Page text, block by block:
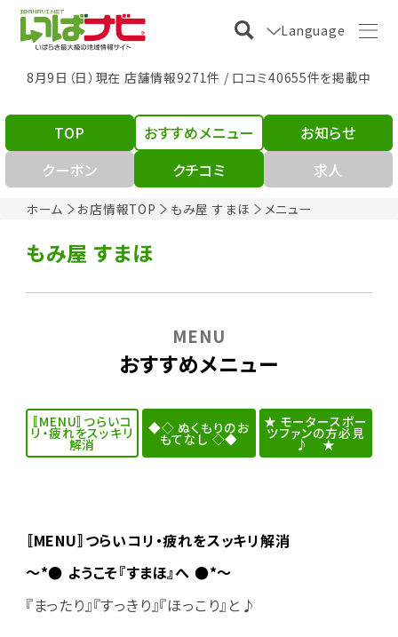
Language
8月9日（日）現在 店舗情報9271件 / 口コミ40655件を掲載中
ホーム お店情報TOP もみ屋 すまほ メニュー
TOP おすすめメニュー
お知らせ
クーポン
クチコミ 求人
もみ屋 すまほ
おすすめメニュー
MENU
〚MENU〛つらいコ
リ・疲れをスッキリ
解消
◆◇ ぬくもりのお
もてなし ◇◆
★ モータースポー
ツファンの方必見
♪ ★
〚MENU〛つらいコリ・疲れをスッキリ解消
～*● ようこそ『すまほ』へ ●*～
『まったり』『すっきり』『ほっこり』と♪